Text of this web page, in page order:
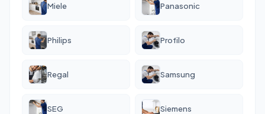
Miele Panasonic
Philips Profilo
Regal Samsung
SEG Siemens